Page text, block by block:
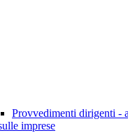
Provvedimenti dirigenti -
imprese